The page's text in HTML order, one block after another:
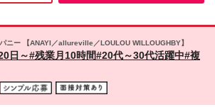
当とは、店舗目標を達成した際に支給される手当
※（変更の範囲）上記を除く当社関連
】 https://www.star-
ニー 【ANAYI／allureville／LOULOU WILLOUGHBY】
日～#残業月10時間#20代～30代活躍中#複